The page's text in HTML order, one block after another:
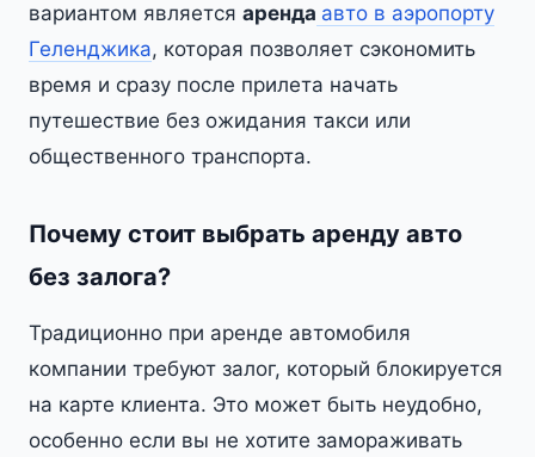
вариантом является аренда авто в аэропорту
Геленджика, которая позволяет сэкономить
время и сразу после прилета начать
путешествие без ожидания такси или
общественного транспорта.
Почему стоит выбрать аренду авто
без залога?
Традиционно при аренде автомобиля
компании требуют залог, который блокируется
на карте клиента. Это может быть неудобно,
особенно если вы не хотите замораживать